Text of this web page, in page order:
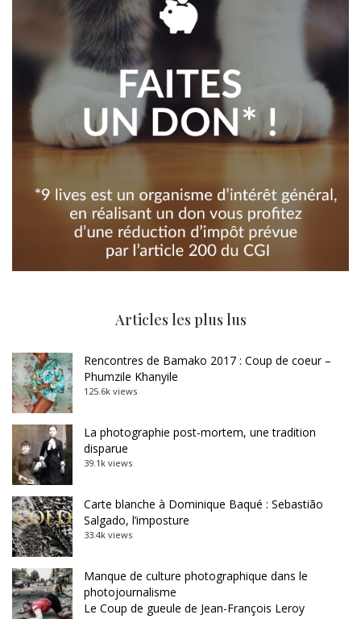
Articles les plus lus
Rencontres de Bamako 2017 : Coup de coeur –
Phumzile Khanyile
125.6k views
La photographie post-mortem, une tradition
disparue
39.1k views
Carte blanche à Dominique Baqué : Sebastião
Salgado, l’imposture
33.4k views
Manque de culture photographique dans le
photojournalisme
Le Coup de gueule de Jean-François Leroy